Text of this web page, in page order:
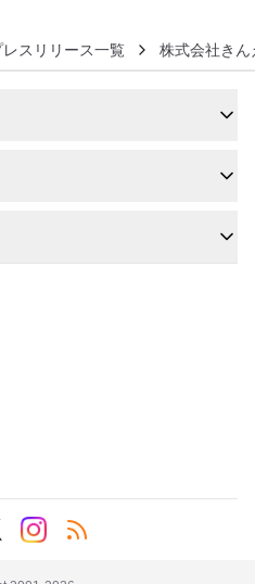
スリリース一覧 株式会社きん